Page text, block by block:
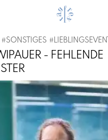
#SONSTIGES #LIEBLINGSEVENT
- FEHLENDE